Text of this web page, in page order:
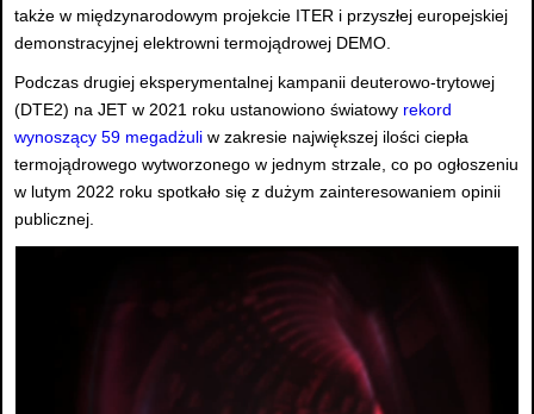
także w międzynarodowym projekcie ITER i przyszłej europejskiej
demonstracyjnej elektrowni termojądrowej DEMO.
Podczas drugiej eksperymentalnej kampanii deuterowo-trytowej
(DTE2) na JET w 2021 roku ustanowiono światowy rekord
wynoszący 59 megadżuli w zakresie największej ilości ciepła
termojądrowego wytworzonego w jednym strzale, co po ogłoszeniu
w lutym 2022 roku spotkało się z dużym zainteresowaniem opinii
publicznej.